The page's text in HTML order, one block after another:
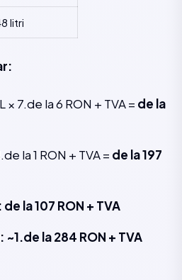
litri
7.de la 6 RON + TVA = de la
la 1 RON + TVA = de la 197
la 107 RON + TVA
la 284 RON + TVA